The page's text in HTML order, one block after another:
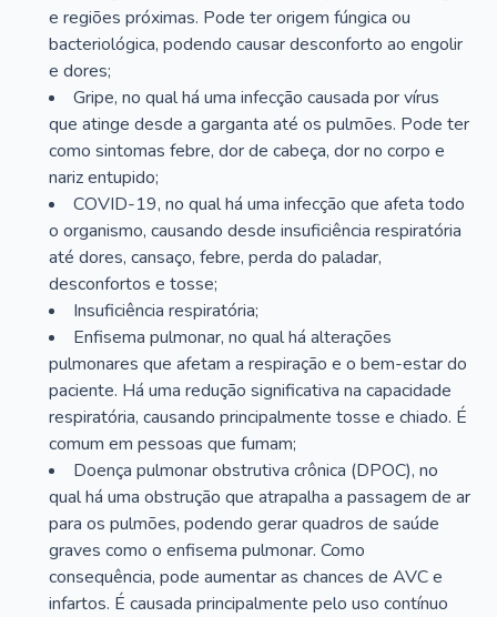
e regiões próximas. Pode ter origem fúngica ou
bacteriológica, podendo causar desconforto ao engolir
e dores;
Gripe, no qual há uma infecção causada por vírus
que atinge desde a garganta até os pulmões. Pode ter
como sintomas febre, dor de cabeça, dor no corpo e
nariz entupido;
COVID-19, no qual há uma infecção que afeta todo
o organismo, causando desde insuficiência respiratória
até dores, cansaço, febre, perda do paladar,
desconfortos e tosse;
Insuficiência respiratória;
Enfisema pulmonar, no qual há alterações
pulmonares que afetam a respiração e o bem-estar do
paciente. Há uma redução significativa na capacidade
respiratória, causando principalmente tosse e chiado. É
comum em pessoas que fumam;
Doença pulmonar obstrutiva crônica (DPOC), no
qual há uma obstrução que atrapalha a passagem de ar
para os pulmões, podendo gerar quadros de saúde
graves como o enfisema pulmonar. Como
consequência, pode aumentar as chances de AVC e
infartos. É causada principalmente pelo uso contínuo